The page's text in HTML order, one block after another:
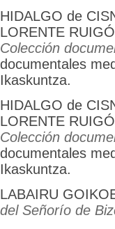
HIDALGO de
LORENTE
Colección
documentales
Ikaskuntza.
HIDALGO de
LORENTE
Colección
documentales
Ikaskuntza.
LABAIRU
del Señorío de